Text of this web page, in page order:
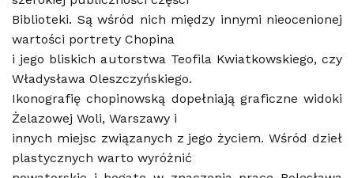
Biblioteki. Są wśród nich między innymi nieocenionej
wartości portrety Chopina
i jego bliskich autorstwa Teofila Kwiatkowskiego, czy
Władysława Oleszczyńskiego.
Ikonografię chopinowską dopełniają graficzne widoki
Żelazowej Woli, Warszawy i
innych miejsc związanych z jego życiem. Wśród dzieł
plastycznych warto wyróżnić